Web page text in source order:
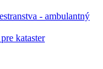
- ambulantný
kataster